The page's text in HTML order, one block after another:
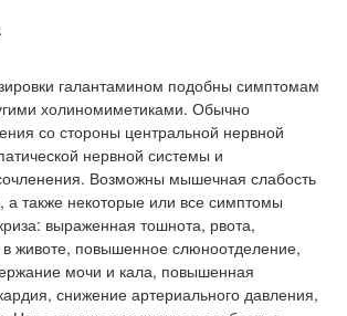
галантамином подобны симптомам
холиномиметиками. Обычно
со стороны центральной нервной
нервной системы и
Возможны мышечная слабость
а также некоторые или все симптомы
выраженная тошнота, рвота,
в животе, повышенное слюноотделение,
мочи и кала, повышенная
снижение артериального давления,